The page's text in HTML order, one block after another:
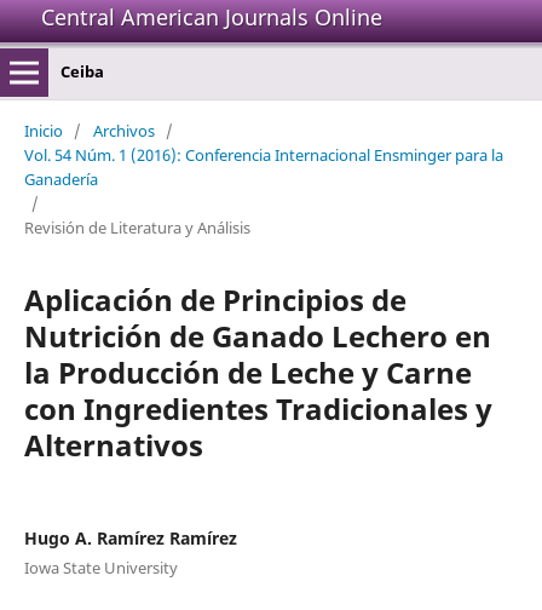
Central American Journals Online
Ceiba
Inicio / Archivos /
Vol. 54 Núm. 1 (2016): Conferencia Internacional Ensminger para la
Ganadería
/
Revisión de Literatura y Análisis
Aplicación de Principios de
Nutrición de Ganado Lechero en
la Producción de Leche y Carne
con Ingredientes Tradicionales y
Alternativos
Hugo A. Ramírez Ramírez
Iowa State University